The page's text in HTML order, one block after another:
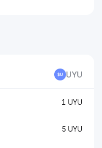
UYU
1 UYU
5 UYU